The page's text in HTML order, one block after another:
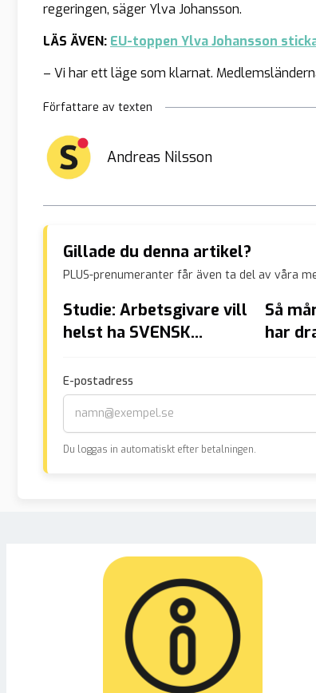
regeringen, säger Ylva Johansson.
LÄS ÄVEN: EU-toppen Ylva Johansson
– Vi har ett läge som klarnat.
Författare av texten
Andreas Nilsson
Gillade du denna artikel?
PLUS-prenumeranter får även ta del av våra
Studie: Arbetsgivare vill
helst ha SVENSK
Så
har
E-postadress
Du loggas in automatiskt efter betalningen.